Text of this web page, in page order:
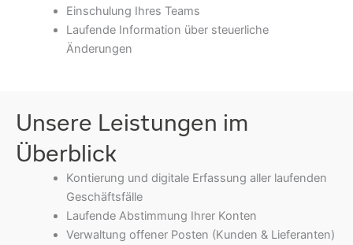
Einschulung Ihres Teams
Laufende Information über steuerliche
Änderungen
Unsere Leistungen im
Überblick
Kontierung und digitale Erfassung aller laufenden
Geschäftsfälle
Laufende Abstimmung Ihrer Konten
Verwaltung offener Posten (Kunden & Lieferanten)